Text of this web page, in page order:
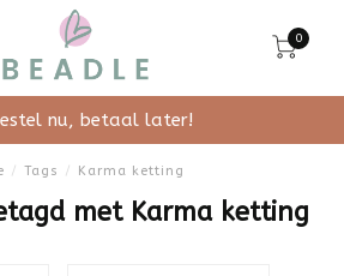
0
verzending vanaf 50,-
/ Tags / Karma ketting
met Karma ketting